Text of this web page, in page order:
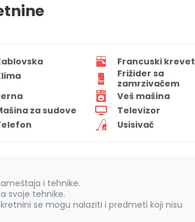
Francuski krevet
Frižider sa
zamrzivačem
Veš mašina
za sudove
Televizor
Usisivač
i tehnike.
svoje tehnike.
se mogu nalaziti i predmeti koji nisu